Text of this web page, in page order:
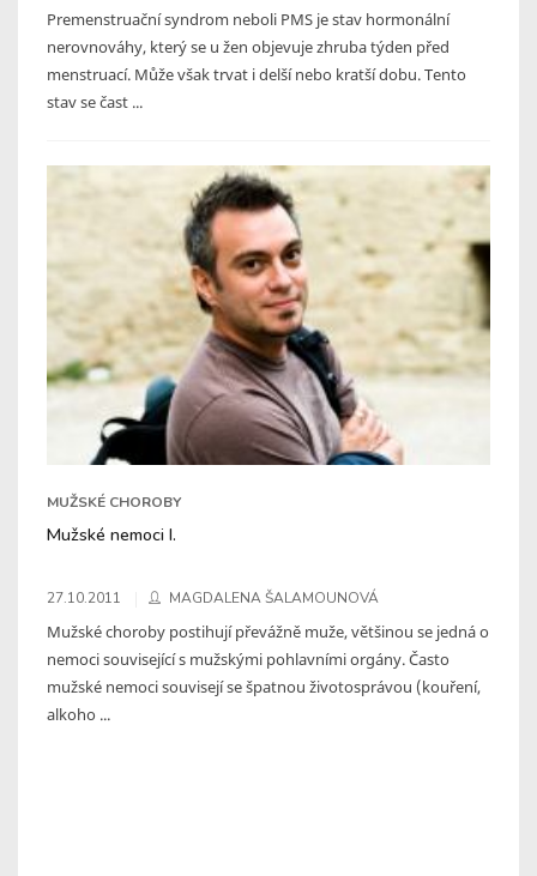
Premenstruační syndrom neboli PMS je stav hormonální
nerovnováhy, který se u žen objevuje zhruba týden před
menstruací. Může však trvat i delší nebo kratší dobu. Tento
stav se čast ...
MUŽSKÉ CHOROBY
Mužské nemoci I.
27.10.2011 MAGDALENA ŠALAMOUNOVÁ
Mužské choroby postihují převážně muže, většinou se jedná o
nemoci související s mužskými pohlavními orgány. Často
mužské nemoci souvisejí se špatnou životosprávou (kouření,
alkoho ...